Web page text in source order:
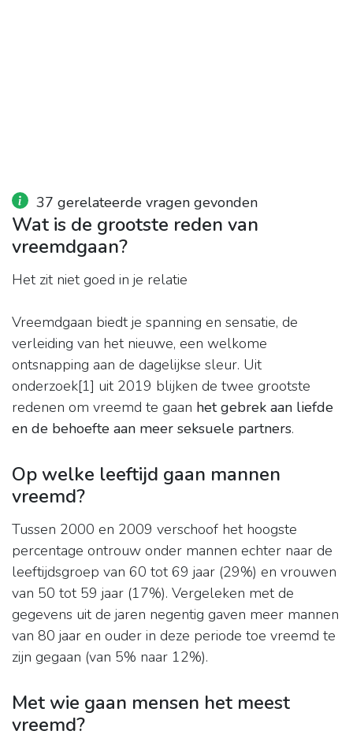
37 gerelateerde vragen gevonden
Wat is de grootste reden van
vreemdgaan?
Het zit niet goed in je relatie
Vreemdgaan biedt je spanning en sensatie, de
verleiding van het nieuwe, een welkome
ontsnapping aan de dagelijkse sleur. Uit
onderzoek[1] uit 2019 blijken de twee grootste
redenen om vreemd te gaan het gebrek aan liefde
en de behoefte aan meer seksuele partners.
Op welke leeftijd gaan mannen
vreemd?
Tussen 2000 en 2009 verschoof het hoogste
percentage ontrouw onder mannen echter naar de
leeftijdsgroep van 60 tot 69 jaar (29%) en vrouwen
van 50 tot 59 jaar (17%). Vergeleken met de
gegevens uit de jaren negentig gaven meer mannen
van 80 jaar en ouder in deze periode toe vreemd te
zijn gegaan (van 5% naar 12%).
Met wie gaan mensen het meest
vreemd?